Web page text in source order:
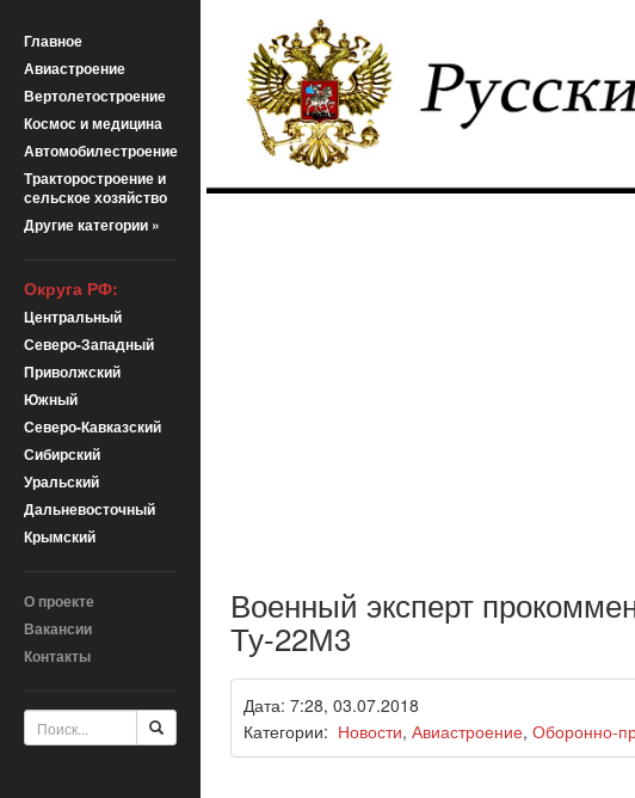
Главное
Авиастроение
Вертолетостроение
Космос и медицина
Автомобилестроение
Тракторостроение и
сельское хозяйство
Другие категории »
Округа РФ:
Центральный
Северо-Западный
Приволжский
Южный
Северо-Кавказский
Сибирский
Уральский
Дальневосточный
Крымский
О проекте
Вакансии
Контакты
Военный эксперт
Ту-22М3
Дата: 7:28, 03.07.2018
Категории: Новости, Авиастроение, Оборонно-